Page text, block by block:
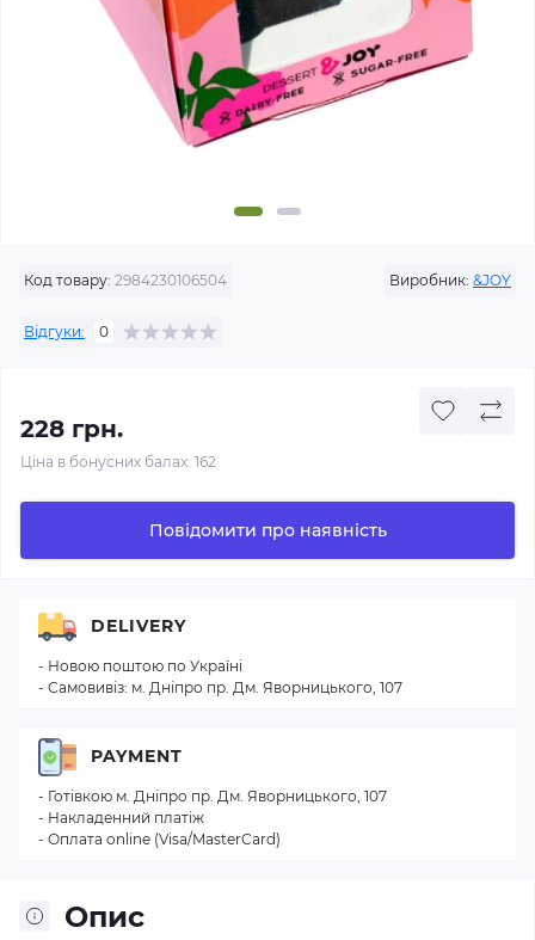
Код товару: 2984230106504 Виробник: &JOY
Відгуки: 0
228 грн.
Ціна в бонусних балах: 162
Повідомити про наявність
Опис
DELIVERY
- Новою поштою по Україні
- Самовивіз: м. Дніпро пр. Дм. Яворницького, 107
PAYMENT
- Готівкою м. Дніпро пр. Дм. Яворницького, 107
- Накладенний платіж
- Оплата online (Visa/MasterCard)